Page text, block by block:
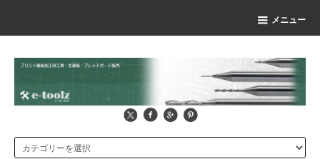
メニュー